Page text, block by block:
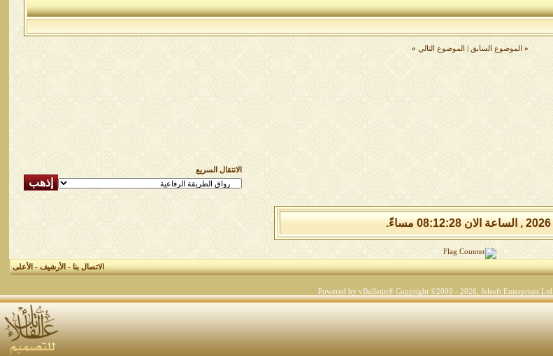
« الموضوع السابق الموضوع التالي »
الانتقال السريع
الاتصال بنا-الأرشيف-الأعلى
Powered by vBulletin® Copyright ©2000 - 2026, Jelsoft Enterprises Ltd.